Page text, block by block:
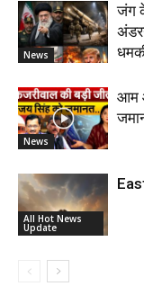
News
जंग
News
आम
All Hot News
Update